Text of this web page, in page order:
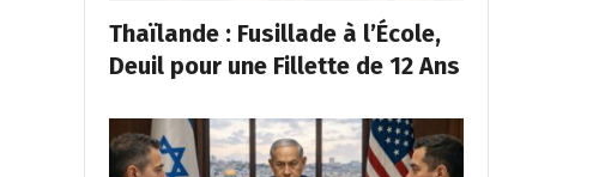
Thaïlande : Fusillade à l’École,
Deuil pour une Fillette de 12 Ans